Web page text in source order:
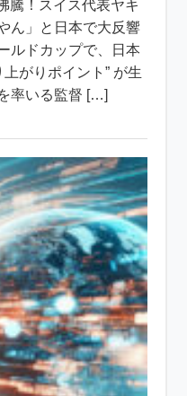
騰！スイス代表ヤキ
ん」と日本で大反響
ルドカップで、日本
がりポイント” が生
率いる監督 […]